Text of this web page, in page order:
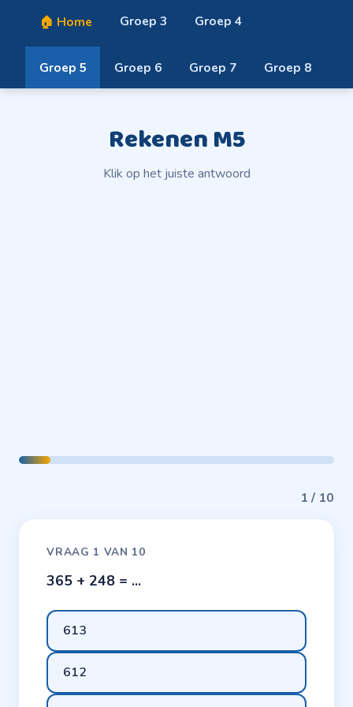
🏠 Home Groep 3 Groep 4
Groep 5 Groep 6 Groep 7 Groep 8
Rekenen M5
Klik op het juiste antwoord
1 / 10
VRAAG 1 VAN 10
365 + 248 = ...
613
612